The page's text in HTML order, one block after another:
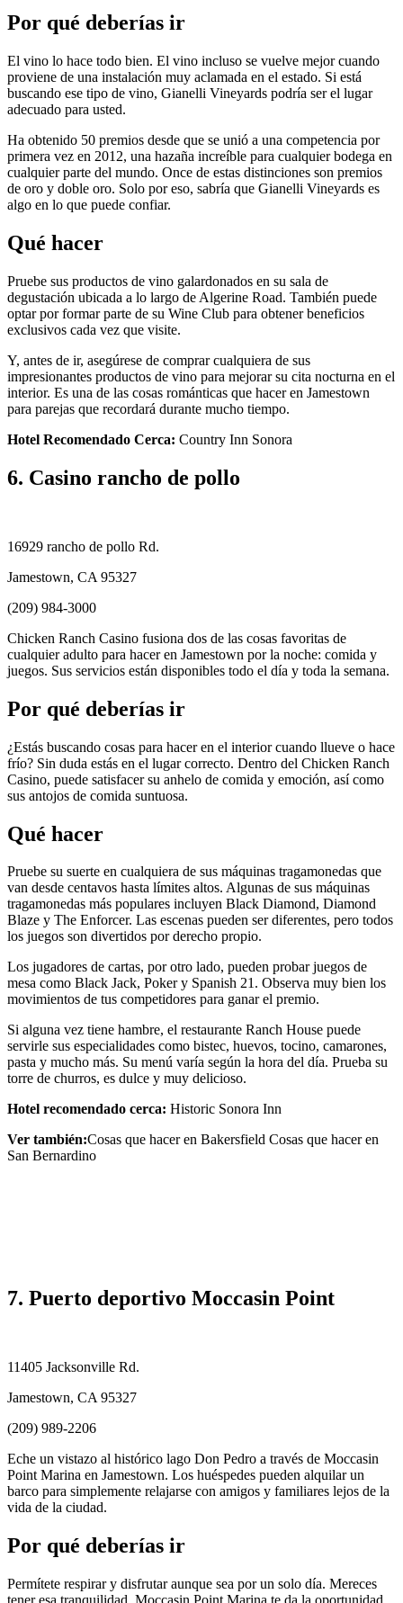
Por qué deberías ir
El vino lo hace todo bien. El vino incluso se vuelve mejor cuando
proviene de una instalación muy aclamada en el estado. Si está
buscando ese tipo de vino, Gianelli Vineyards podría ser el lugar
adecuado para usted.
Ha obtenido 50 premios desde que se unió a una competencia por
primera vez en 2012, una hazaña increíble para cualquier bodega en
cualquier parte del mundo. Once de estas distinciones son premios
de oro y doble oro. Solo por eso, sabría que Gianelli Vineyards es
algo en lo que puede confiar.
Qué hacer
Pruebe sus productos de vino galardonados en su sala de
degustación ubicada a lo largo de Algerine Road. También puede
optar por formar parte de su Wine Club para obtener beneficios
exclusivos cada vez que visite.
Y, antes de ir, asegúrese de comprar cualquiera de sus
impresionantes productos de vino para mejorar su cita nocturna en el
interior. Es una de las cosas románticas que hacer en Jamestown
para parejas que recordará durante mucho tiempo.
Hotel Recomendado Cerca: Country Inn Sonora
6. Casino rancho de pollo
16929 rancho de pollo Rd.
Jamestown, CA 95327
(209) 984-3000
Chicken Ranch Casino fusiona dos de las cosas favoritas de
cualquier adulto para hacer en Jamestown por la noche: comida y
juegos. Sus servicios están disponibles todo el día y toda la semana.
Por qué deberías ir
¿Estás buscando cosas para hacer en el interior cuando llueve o hace
frío? Sin duda estás en el lugar correcto. Dentro del Chicken Ranch
Casino, puede satisfacer su anhelo de comida y emoción, así como
sus antojos de comida suntuosa.
Qué hacer
Pruebe su suerte en cualquiera de sus máquinas tragamonedas que
van desde centavos hasta límites altos. Algunas de sus máquinas
tragamonedas más populares incluyen Black Diamond, Diamond
Blaze y The Enforcer. Las escenas pueden ser diferentes, pero todos
los juegos son divertidos por derecho propio.
Los jugadores de cartas, por otro lado, pueden probar juegos de
mesa como Black Jack, Poker y Spanish 21. Observa muy bien los
movimientos de tus competidores para ganar el premio.
Si alguna vez tiene hambre, el restaurante Ranch House puede
servirle sus especialidades como bistec, huevos, tocino, camarones,
pasta y mucho más. Su menú varía según la hora del día. Prueba su
torre de churros, es dulce y muy delicioso.
Hotel recomendado cerca: Historic Sonora Inn
Ver también:Cosas que hacer en Bakersfield Cosas que hacer en
San Bernardino
7. Puerto deportivo Moccasin Point
11405 Jacksonville Rd.
Jamestown, CA 95327
(209) 989-2206
Eche un vistazo al histórico lago Don Pedro a través de Moccasin
Point Marina en Jamestown. Los huéspedes pueden alquilar un
barco para simplemente relajarse con amigos y familiares lejos de la
vida de la ciudad.
Por qué deberías ir
Permítete respirar y disfrutar aunque sea por un solo día. Mereces
tener esa tranquilidad. Moccasin Point Marina te da la oportunidad